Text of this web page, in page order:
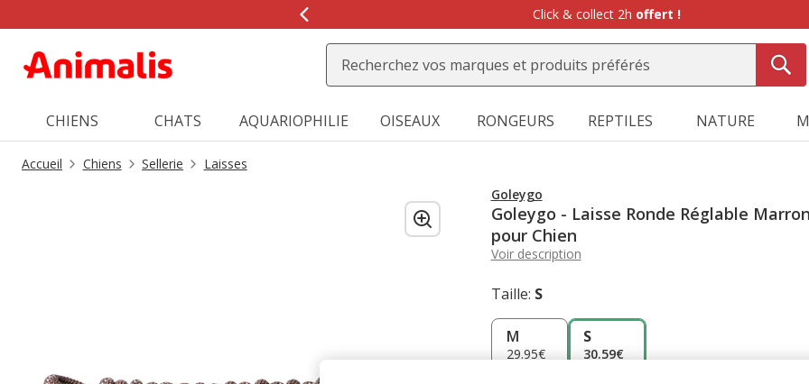
de
message,
Click & collect 2h offert !
CHIENS CHATS AQUARIOPHILIE OISEAUX RONGEURS REPTILES NATURE
Accueil Chiens Sellerie
Laisses
Goleygo
Goleygo - Laisse Ronde Réglable Marron
pour Chien
Voir description
Taille: S
M
29.95€
S
30.59€